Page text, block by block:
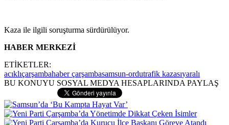
Kaza ile ilgili soruşturma sürdürülüyor.
HABER MERKEZİ
ETİKETLER:
acıklıçarşambahaber çarşambasamsun-ordutrafik kazasıyaralı
BU KONUYU SOSYAL MEDYA HESAPLARINDA PAYLAŞ